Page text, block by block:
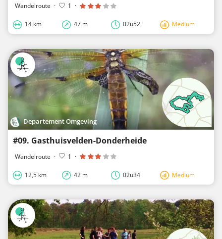
Wandelroute · 1 ·
14 km 47 m 02u52 Medium
Departement Omgeving
#09. Gasthuisvelden-Donderheide
Wandelroute · 1 ·
12,5 km 42 m 02u34 Medium